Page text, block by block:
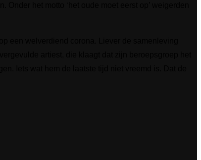
het motto ‘het oude moet eerst op’ weigerden